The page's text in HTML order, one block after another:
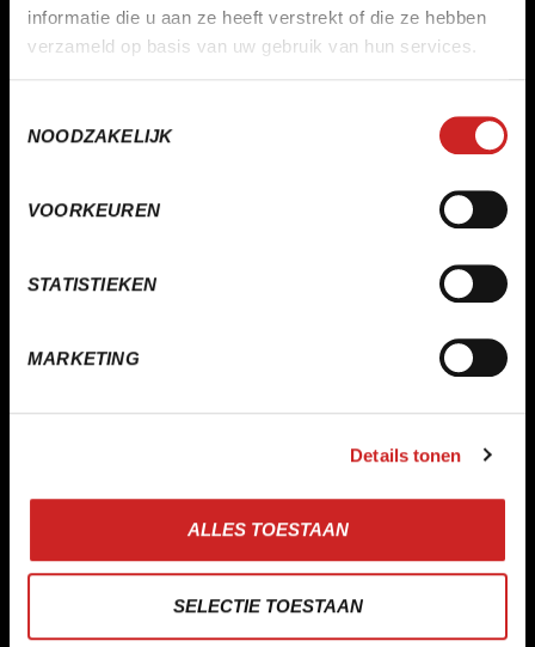
informatie die u aan ze heeft verstrekt of die ze hebben
verzameld op basis van uw gebruik van hun services.
NOODZAKELIJK
VOORKEUREN
STATISTIEKEN
MARKETING
Details tonen
ALLES TOESTAAN
SELECTIE TOESTAAN
Sport-ID Doetinchem
Snel, veilig en foutloos cashbeheer